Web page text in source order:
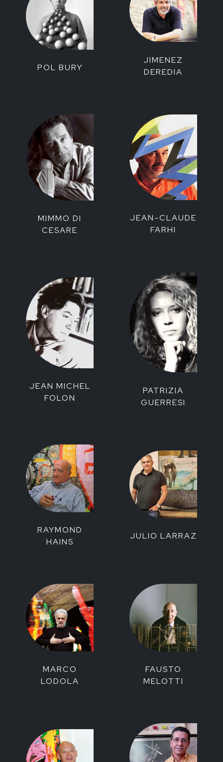
POL BURY
JIMENEZ
DEREDIA
MIMMO DI
CESARE
JEAN-CLAUDE
FARHI
JEAN MICHEL
FOLON
PATRIZIA
GUERRESI
RAYMOND
HAINS
JULIO LARRAZ
MARCO
LODOLA
FAUSTO
MELOTTI